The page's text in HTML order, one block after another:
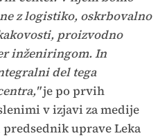
z logistiko, oskrbovalno
proizvodno
inženiringom. In
del tega
je po prvih
v izjavi za medije
uprave Leka